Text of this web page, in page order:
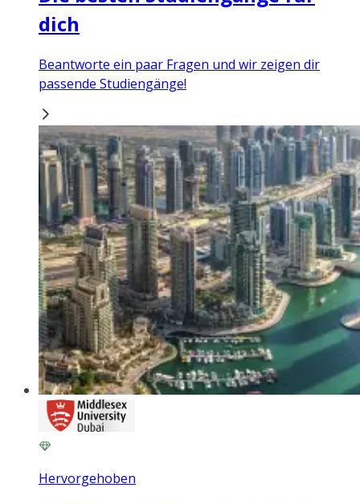
dich
Beantworte ein paar Fragen und wir zeigen dir
passende Studiengänge!
Hervorgehoben